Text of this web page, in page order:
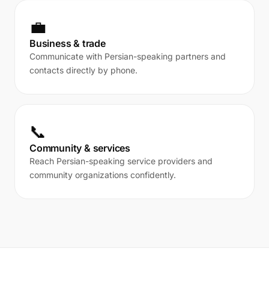
💼
Business & trade
Communicate with Persian-speaking partners and
contacts directly by phone.
📞
Community & services
Reach Persian-speaking service providers and
community organizations confidently.